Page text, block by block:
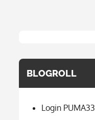
BLOGROLL
Login PUMA33